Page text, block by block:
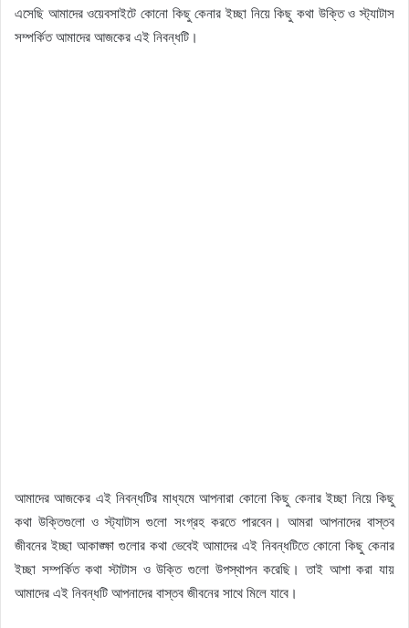
এসেছি আমাদের ওয়েবসাইটে কোনো কিছু কেনার ইচ্ছা নিয়ে কিছু কথা উক্তি ও স্ট্যাটাস
সম্পর্কিত আমাদের আজকের এই নিবন্ধটি।
আমাদের আজকের এই নিবন্ধটির মাধ্যমে আপনারা কোনো কিছু কেনার ইচ্ছা নিয়ে কিছু
কথা উক্তিগুলো ও স্ট্যাটাস গুলো সংগ্রহ করতে পারবেন। আমরা আপনাদের বাস্তব
জীবনের ইচ্ছা আকাঙ্ক্ষা গুলোর কথা ভেবেই আমাদের এই নিবন্ধটিতে কোনো কিছু কেনার
ইচ্ছা সম্পর্কিত কথা স্টাটাস ও উক্তি গুলো উপস্থাপন করেছি। তাই আশা করা যায়
আমাদের এই নিবন্ধটি আপনাদের বাস্তব জীবনের সাথে মিলে যাবে।